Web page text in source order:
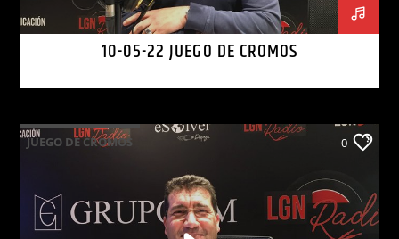
10-05-22 JUEGO DE CROMOS
JUEGO DE CROMOS 0